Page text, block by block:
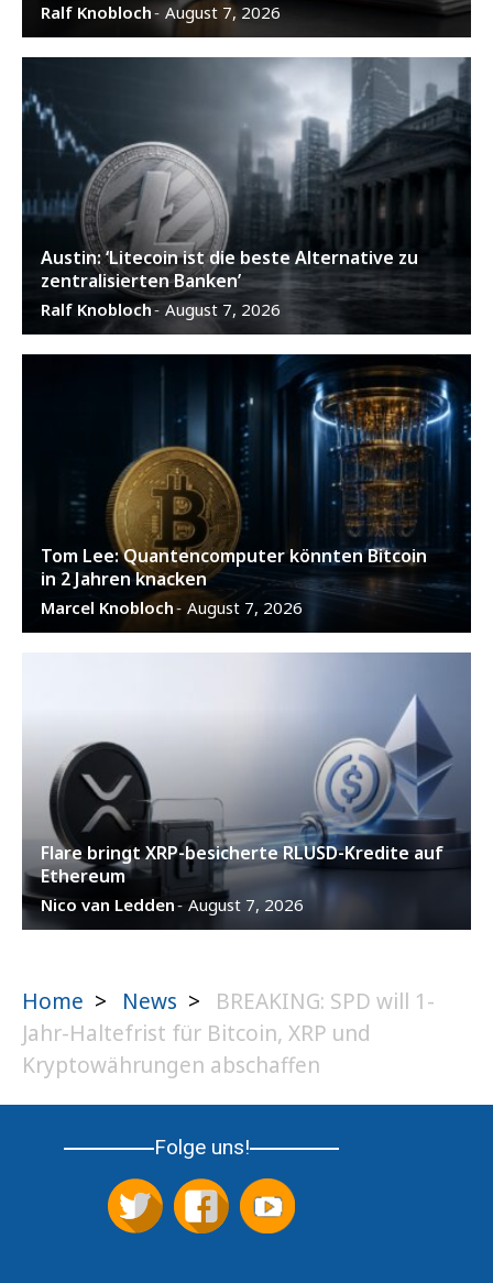
Ralf Knobloch- August 7, 2026
Austin: ‘Litecoin ist die beste Alternative zu
zentralisierten Banken’
Ralf Knobloch- August 7, 2026
Tom Lee: Quantencomputer könnten Bitcoin
in 2 Jahren knacken
Marcel Knobloch- August 7, 2026
Flare bringt XRP-besicherte RLUSD-Kredite auf
Ethereum
Nico van Ledden- August 7, 2026
Home > News >
BREAKING: SPD will 1-
Jahr-Haltefrist für Bitcoin, XRP und
Kryptowährungen abschaffen
Folge uns!